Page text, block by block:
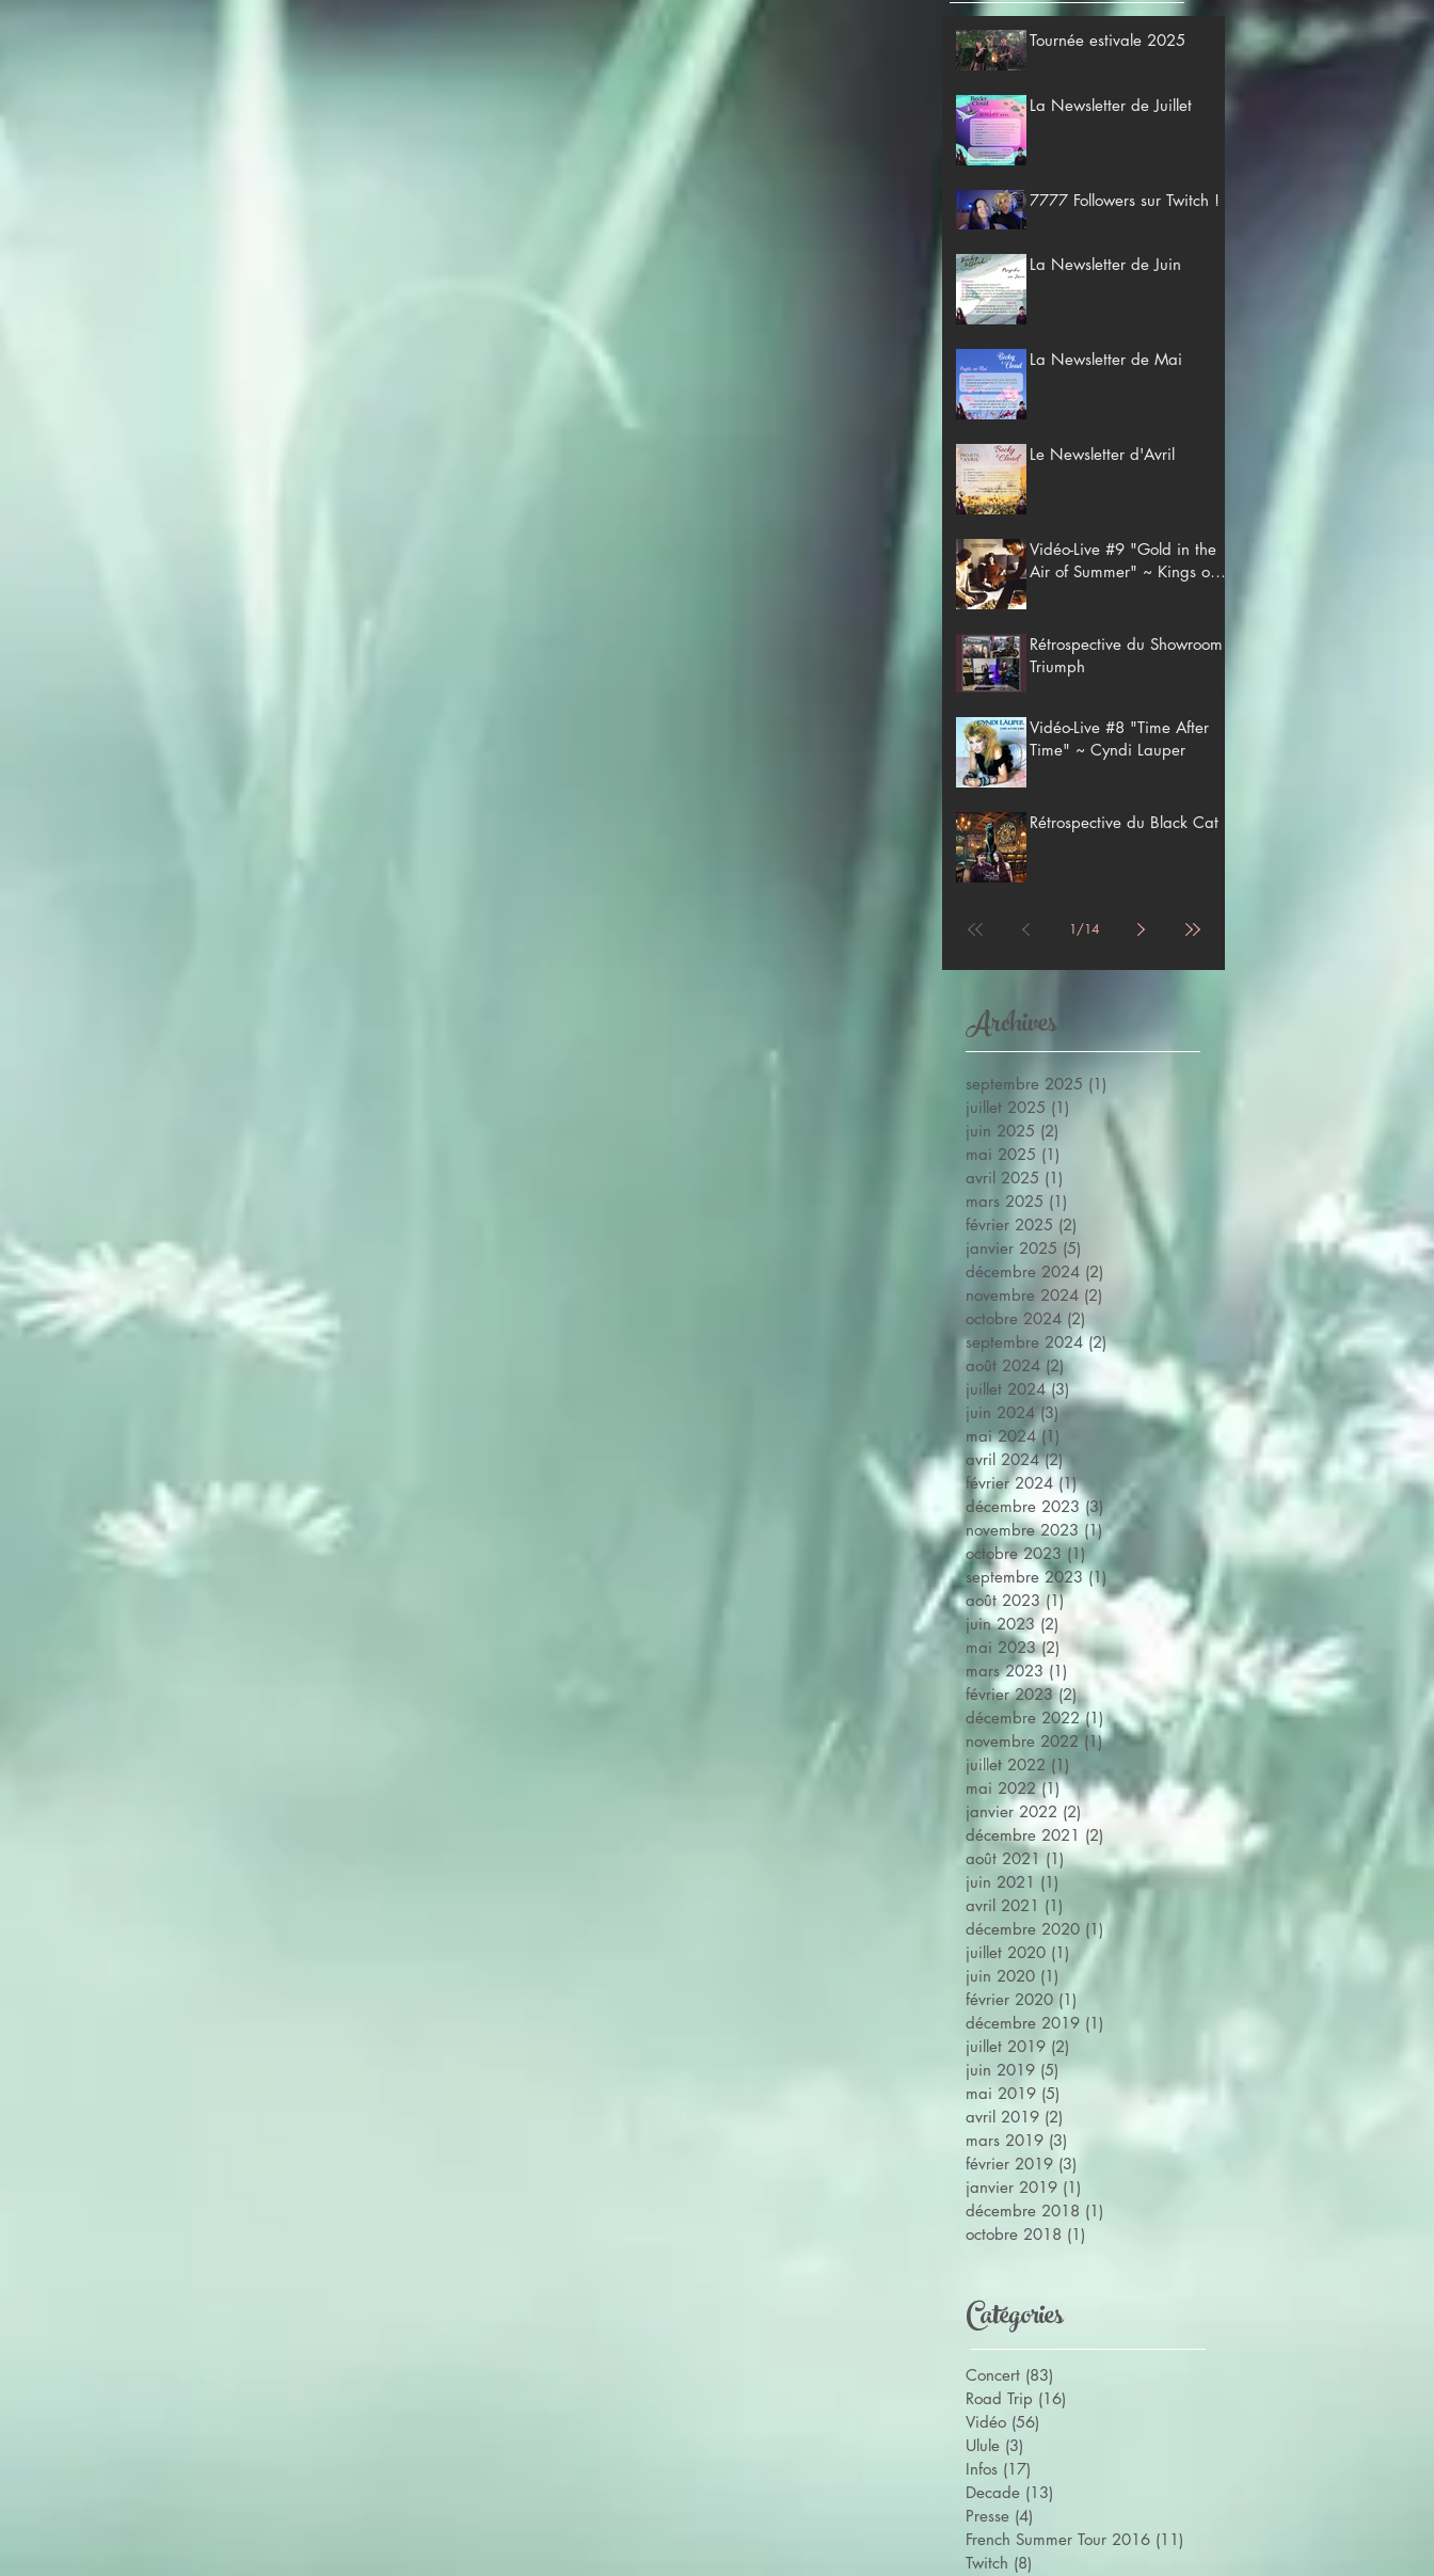
Tournée estivale 2025
La Newsletter de Juillet
7777 Followers sur Twitch !
La Newsletter de Juin
La Newsletter de Mai
Le Newsletter d'Avril
Vidéo-Live #9 "Gold in the
Air of Summer" ~ Kings of
Rétrospective du Showroom
Triumph
Vidéo-Live #8 "Time After
Time" ~ Cyndi Lauper
Rétrospective du Black Cat
1/14
Archives
septembre 2025 (1)
juillet 2025 (1)
juin 2025 (2)
mai 2025 (1)
avril 2025 (1)
mars 2025 (1)
février 2025 (2)
janvier 2025 (5)
décembre 2024 (2)
novembre 2024 (2)
octobre 2024 (2)
septembre 2024 (2)2 posts
août 2024 (2)2 posts
juillet 2024 (3)3 posts
juin 2024 (3)3 posts
mai 2024 (1)
avril 2024 (2)2 posts
février 2024 (1)1 post
décembre 2023 (3) 3 posts
novembre 2023 (1) 1 post
octobre 2023 (1) 1 post
septembre 2023 (1) 1 post
août 2023 (1)1 post
juin 2023 (2) 2 posts
mai 2023 (2)2 posts
mars 2023 (1) 1 post
février 2023 (2)2 posts
décembre 2022 (1) 1 post
novembre 2022 (1)1 post
juillet 2022 (1)
mai 2022 (1)1 post
janvier 2022 (2) 2 posts
décembre 2021 (2)
août 2021 (1)1 post
juin 2021 (1)
avril 2021 (1)
décembre 2020 (1)
juillet 2020 (1) 1 post
juin 2020 (1) 1 post
février 2020 (1)
décembre 2019 (1)
juillet 2019 (2)
juin 2019 (5)
mai 2019 (5)
avril 2019 (2)
mars 2019 (3)
février 2019 (3)
janvier 2019 (1)
décembre 2018 (1)
octobre 2018 (1)
Catégories
Concert (83)
Road Trip (16)
Vidéo (56)
Ulule (3)
Infos (17)
Decade (13)
Presse (4)
French Summer Tour 2016 (11)
Twitch (8)